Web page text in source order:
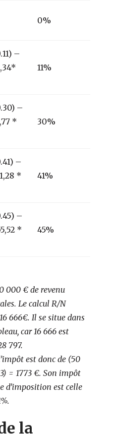
0%
–
11%
–
*
30%
–
*
41%
–
*
45%
000 € de revenu
Le calcul R/N
666€. Il se situe dans
car 16 666 est
797.
est donc de (50
= 1773 €. Son impôt
d’imposition est celle
la